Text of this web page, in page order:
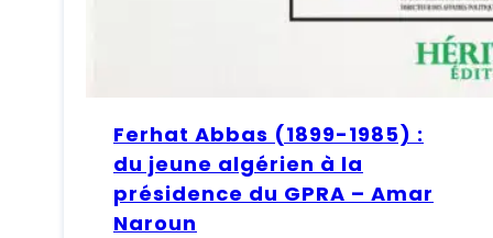
Ferhat Abbas (1899-1985) :
du jeune algérien à la
présidence du GPRA – Amar
Naroun